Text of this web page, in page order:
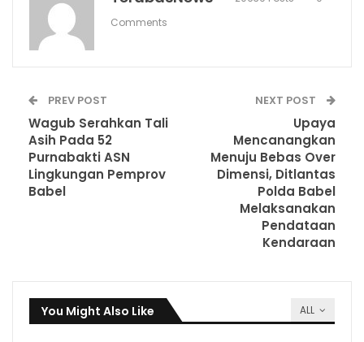
Comments
PREV POST
Wagub Serahkan Tali
Asih Pada 52
Purnabakti ASN
Lingkungan Pemprov
Babel
NEXT POST
Upaya
Mencanangkan
Menuju Bebas Over
Dimensi, Ditlantas
Polda Babel
Melaksanakan
Pendataan
Kendaraan
ALL
You Might Also Like